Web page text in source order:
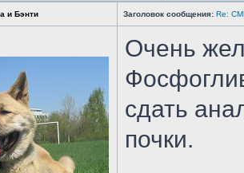
и Бэнти Заголовок сообщения: Re:
Очень
сдать
почки.